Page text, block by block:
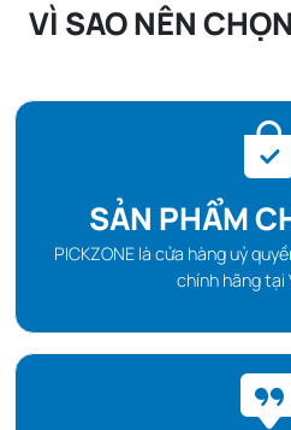
VÌ SAO NÊN
SẢN PHẨM
PICKZONE là cửa hàng uỷ
chính hãng tại